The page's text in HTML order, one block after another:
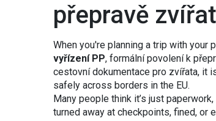
přepravě
When you're planning a trip with your
vyřízení PP, formální povolení k
cestovní dokumentace pro zvířata, it
safely across borders in the EU.
Many people think it’s just
turned away at checkpoints, fined, or